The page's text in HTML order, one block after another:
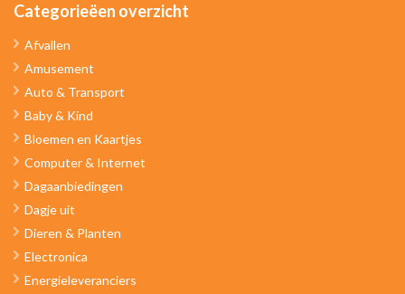
Categorieëen overzicht
Afvallen
Amusement
Auto & Transport
Baby & Kind
Bloemen en Kaartjes
Computer & Internet
Dagaanbiedingen
Dagje uit
Dieren & Planten
Electronica
Energieleveranciers